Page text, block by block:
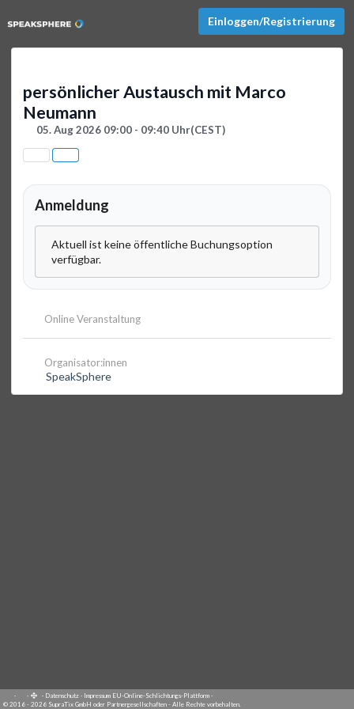
Einloggen/Registrierung
persönlicher Austausch mit Marco
Neumann
05. Aug 2026 09:00 - 09:40 Uhr(CEST)
Anmeldung
Aktuell ist keine öffentliche Buchungsoption
verfügbar.
Online Veranstaltung
Organisator:innen
SpeakSphere
· · · Datenschutz · Impressum EU-Online-Schlichtungs-Plattform ·
© 2016 - 2026 SupraTix GmbH oder Partnergesellschaften - Alle Rechte vorbehalten.